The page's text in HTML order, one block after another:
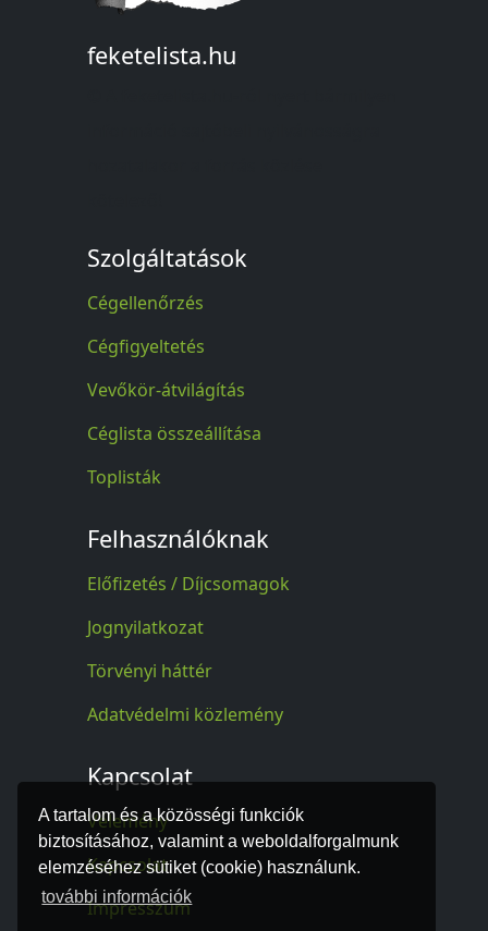
A tartalom és a közösségi funkciók
biztosításához, valamint a weboldalforgalmunk
elemzéséhez sütiket (cookie) használunk.
további információk
feketelista.hu
Szolgáltatások
Cégellenőrzés
Cégfigyeltetés
Vevőkör-átvilágítás
Céglista összeállítása
Toplisták
Felhasználóknak
Előfizetés / Díjcsomagok
Jognyilatkozat
Törvényi háttér
Adatvédelmi közlemény
Kapcsolat
Vélemény
Kapcsolat
Impresszum